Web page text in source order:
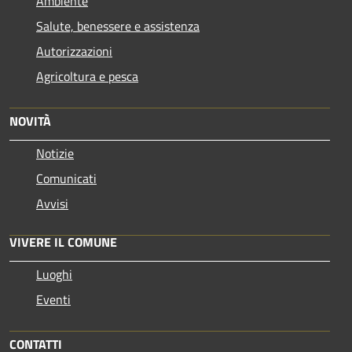
Salute, benessere e assistenza
Autorizzazioni
Agricoltura e pesca
NOVITÀ
Notizie
Comunicati
Avvisi
VIVERE IL COMUNE
Luoghi
Eventi
CONTATTI